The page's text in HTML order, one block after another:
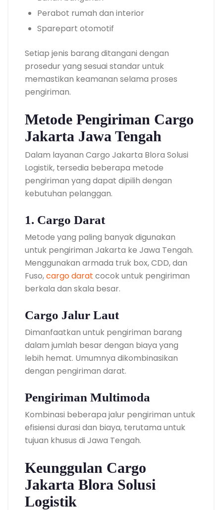
Perabot rumah dan interior
Sparepart otomotif
Setiap jenis barang ditangani dengan
prosedur yang sesuai standar untuk
memastikan keamanan selama proses
pengiriman.
Metode Pengiriman Cargo
Jakarta Jawa Tengah
Dalam layanan Cargo Jakarta Blora Solusi
Logistik, tersedia beberapa metode
pengiriman yang dapat dipilih dengan
kebutuhan pelanggan.
1. Cargo Darat
Metode yang paling banyak digunakan
untuk pengiriman Jakarta ke Jawa Tengah.
Menggunakan armada truk box, CDD, dan
Fuso,cargo darat cocok untuk pengiriman
berkala dan skala besar.
Cargo Jalur Laut
Dimanfaatkan untuk pengiriman barang
dalam jumlah besar dengan biaya yang
lebih hemat. Umumnya dikombinasikan
dengan pengiriman darat.
Pengiriman Multimoda
Kombinasi beberapa jalur pengiriman untuk
efisiensi durasi dan biaya, terutama untuk
tujuan khusus di Jawa Tengah.
Keunggulan Cargo
Jakarta Blora Solusi
Logistik